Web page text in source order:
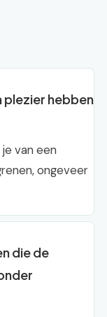
plezier hebben
van een
ongeveer
die de